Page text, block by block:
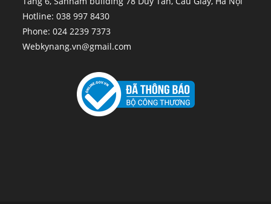
Hotline: 038 997 8430
Phone: 024 2239 7373
Webkynang.vn@gmail.com